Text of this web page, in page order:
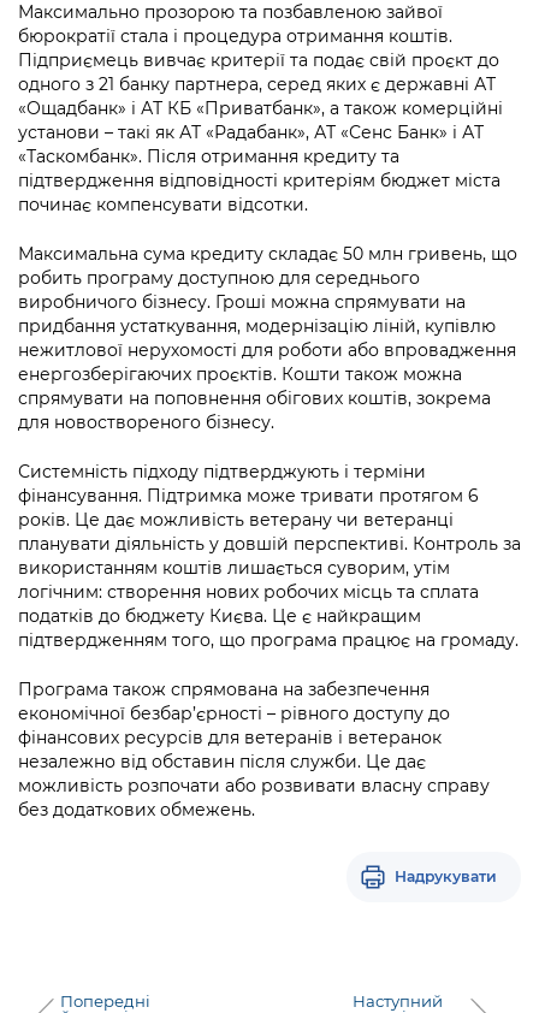
Максимально прозорою та позбавленою зайвої
бюрократії стала і процедура отримання коштів.
Підприємець вивчає критерії та подає свій проєкт до
одного з 21 банку партнера, серед яких є державні АТ
«Ощадбанк» і АТ КБ «Приватбанк», а також комерційні
установи – такі як АТ «Радабанк», АТ «Сенс Банк» і АТ
«Таскомбанк». Після отримання кредиту та
підтвердження відповідності критеріям бюджет міста
починає компенсувати відсотки.
Максимальна сума кредиту складає 50 млн гривень, що
робить програму доступною для середнього
виробничого бізнесу. Гроші можна спрямувати на
придбання устаткування, модернізацію ліній, купівлю
нежитлової нерухомості для роботи або впровадження
енергозберігаючих проєктів. Кошти також можна
спрямувати на поповнення обігових коштів, зокрема
для новоствореного бізнесу.
Системність підходу підтверджують і терміни
фінансування. Підтримка може тривати протягом 6
років. Це дає можливість ветерану чи ветеранці
планувати діяльність у довшій перспективі. Контроль за
використанням коштів лишається суворим, утім
логічним: створення нових робочих місць та сплата
податків до бюджету Києва. Це є найкращим
підтвердженням того, що програма працює на громаду.
Програма також спрямована на забезпечення
економічної безбар’єрності – рівного доступу до
фінансових ресурсів для ветеранів і ветеранок
незалежно від обставин після служби. Це дає
можливість розпочати або розвивати власну справу
без додаткових обмежень.
Надрукувати
Попередні
Наступний